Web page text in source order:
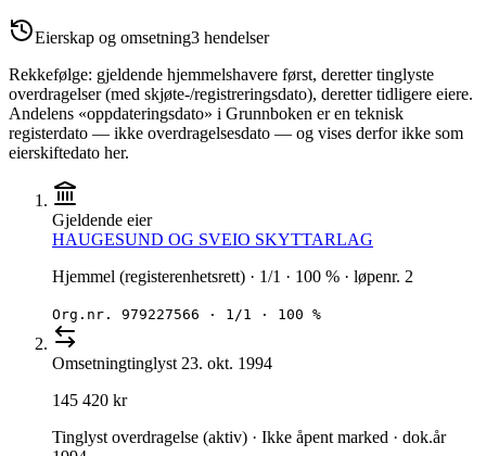
Eierskap og omsetning3 hendelser
Rekkefølge: gjeldende hjemmelshavere først, deretter tinglyste
overdragelser (med skjøte-/registreringsdato), deretter tidligere eiere.
Andelens «oppdateringsdato» i Grunnboken er en teknisk
registerdato — ikke overdragelsesdato — og vises derfor ikke som
eierskiftedato her.
Gjeldende eier
HAUGESUND OG SVEIO SKYTTARLAG
Hjemmel (registerenhetsrett) · 1/1 · 100 % · løpenr. 2
Org.nr. 979227566 · 1/1 · 100 %
Omsetningtinglyst 23. okt. 1994
145 420 kr
Tinglyst overdragelse (aktiv) · Ikke åpent marked · dok.år